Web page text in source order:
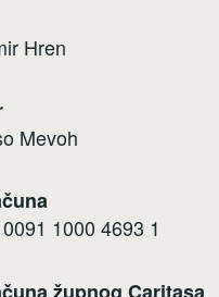
Hren
Mevoh
1000 4693 1
župnog Caritasa